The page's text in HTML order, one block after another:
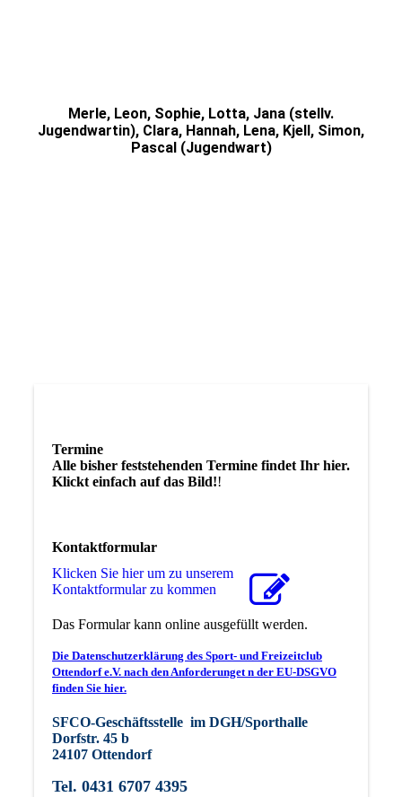
Merle, Leon, Sophie, Lotta, Jana (stellv.
Jugendwartin), Clara, Hannah, Lena, Kjell, Simon,
Pascal (Jugendwart)
Termine
Alle bisher feststehenden Termine findet Ihr hier.
Klickt einfach auf das Bild!!
Kontaktformular
Klicken Sie hier um zu unserem
Kon­takt­for­mu­lar zu kommen
Das Formular kann online ausgefüllt werden.
Die Datenschutzerklärung des Sport- und Freizeitclub
Ottendorf e.V. nach den Anforderunget n der EU-DSGVO
finden Sie hier.
SFCO-Geschäftsstelle im DGH/Sporthalle
Dorfstr. 45 b
24107 Ottendorf
Tel. 0431 6707 4395